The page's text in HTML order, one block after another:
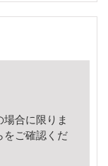
合に限りま
をご確認くだ